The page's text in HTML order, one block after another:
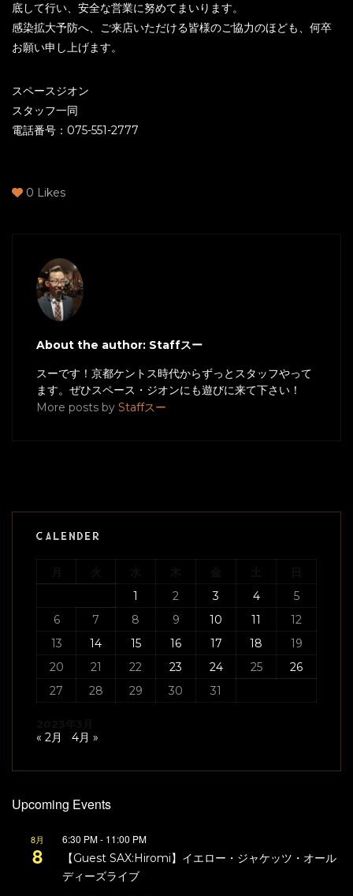
底して行い、安全な営業に努めてまいります。
感染拡大予防へ、ご来店いただける皆様のご協力のほども、何卒
お願い申し上げます。
スペースジオン
スタッフ一同
電話番号：075-551-2777
0 Likes
About the author: Staffスー
スーです！京都ケントス時代からずっとスタッフやって
ます。ぜひスペース・ジオンにも遊びに来て下さい！
More posts by Staffスー
CALENDER
1
2 3 4
5
6
7 8 9 10 11
12
13
14 15 16 17 18
19
20
21 22 23 24 25
26
27
28 29 30 31
« 2月 4月 »
Upcoming Events
8月
8
6:30 PM- 11:00 PM
【Guest SAX:Hiromi】イエロー・ジャケッツ・オール
ディーズライブ